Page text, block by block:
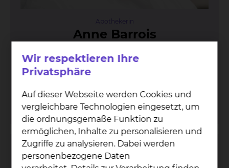
Apothekerin
An­ne Bar­rois
Celler Straße 90, 38114 Braunschweig
Tel.:
Fax: +49 531 595 3878
Per E-Mail kontaktieren
Wir respektieren Ihre
Privatsphäre
Auf dieser Webseite werden Cookies und
vergleichbare Technologien eingesetzt, um
die ordnungsgemäße Funktion zu
ermöglichen, Inhalte zu personalisieren und
Zugriffe zu analysieren. Dabei werden
personenbezogene Daten